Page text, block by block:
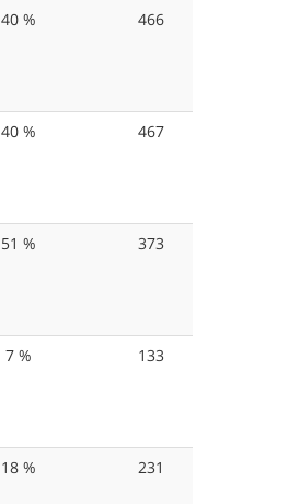
40 % 466
40 % 467
51 % 373
7 % 133
18 % 231